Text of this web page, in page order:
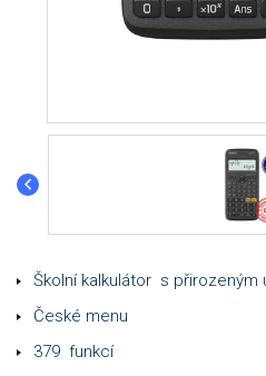
Školní kalkulátor s
České menu
379 funkcí